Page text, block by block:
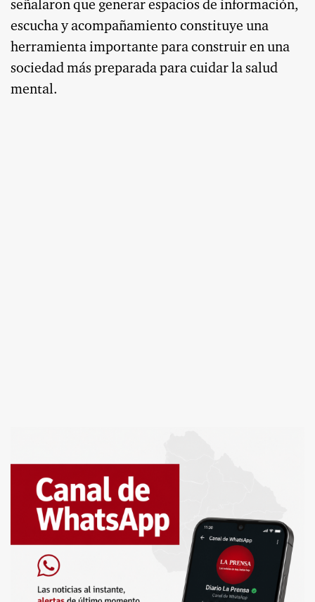
señalaron que generar espacios de información,
escucha y acompañamiento constituye una
herramienta importante para construir en una
sociedad más preparada para cuidar la salud
mental.